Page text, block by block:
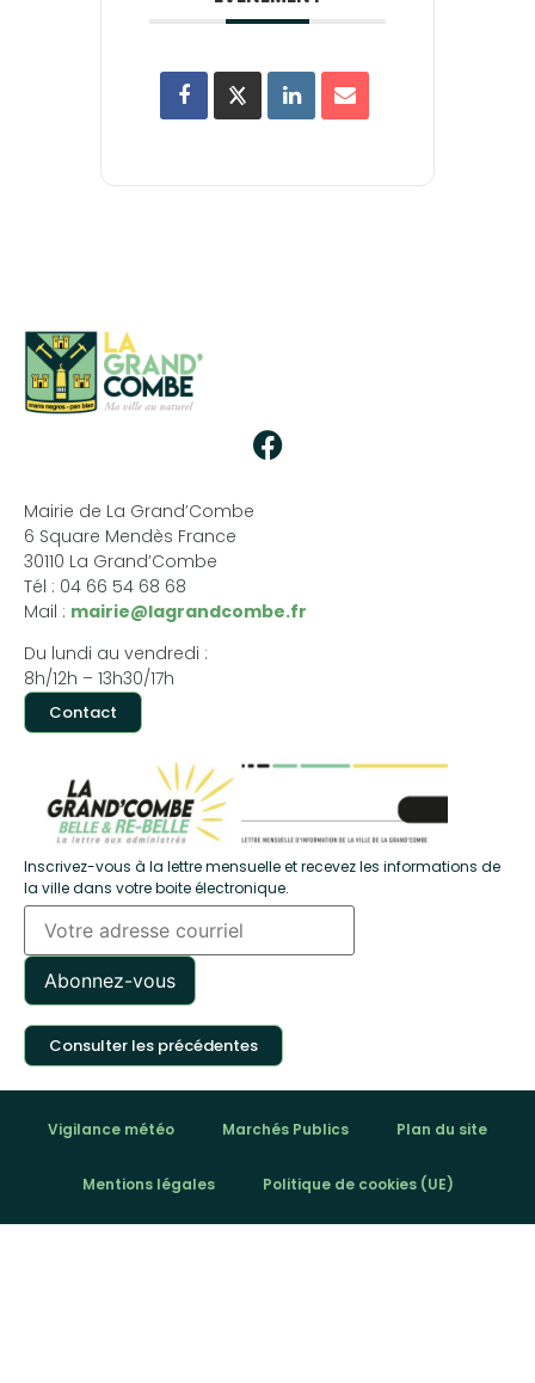
Mairie de La Grand’Combe
6 Square Mendès France
30110 La Grand’Combe
Tél : 04 66 54 68 68
Mail : mairie@lagrandcombe.fr
Du lundi au vendredi :
8h/12h – 13h30/17h
Contact
Inscrivez-vous à la lettre mensuelle et recevez les informations de
la ville dans votre boite électronique.
Consulter les précédentes
Vigilance météo Marchés Publics Plan du site
Mentions légales Politique de cookies (UE)